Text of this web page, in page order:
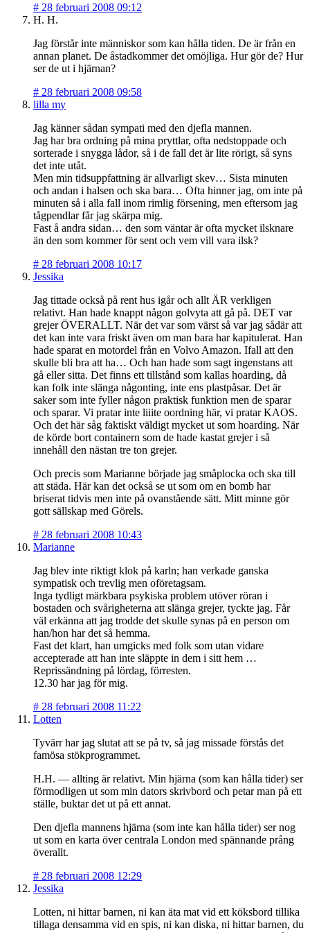
# 28 februari 2008 09:12
H. H.
Jag förstår inte människor som kan hålla tiden. De är från en
annan planet. De åstadkommer det omöjliga. Hur gör de? Hur
ser de ut i hjärnan?
# 28 februari 2008 09:58
lilla my
Jag känner sådan sympati med den djefla mannen.
Jag har bra ordning på mina pryttlar, ofta nedstoppade och
sorterade i snygga lådor, så i de fall det är lite rörigt, så syns
det inte utåt.
Men min tidsuppfattning är allvarligt skev… Sista minuten
och andan i halsen och ska bara… Ofta hinner jag, om inte på
minuten så i alla fall inom rimlig försening, men eftersom jag
tågpendlar får jag skärpa mig.
Fast å andra sidan… den som väntar är ofta mycket ilsknare
än den som kommer för sent och vem vill vara ilsk?
# 28 februari 2008 10:17
Jessika
Jag tittade också på rent hus igår och allt ÄR verkligen
relativt. Han hade knappt någon golvyta att gå på. DET var
grejer ÖVERALLT. När det var som värst så var jag sådär att
det kan inte vara friskt även om man bara har kapitulerat. Han
hade sparat en motordel från en Volvo Amazon. Ifall att den
skulle bli bra att ha… Och han hade som sagt ingenstans att
gå eller sitta. Det finns ett tillstånd som kallas hoarding, då
kan folk inte slänga någonting, inte ens plastpåsar. Det är
saker som inte fyller någon praktisk funktion men de sparar
och sparar. Vi pratar inte liiite oordning här, vi pratar KAOS.
Och det här såg faktiskt väldigt mycket ut som hoarding. När
de körde bort containern som de hade kastat grejer i så
innehåll den nästan tre ton grejer.
Och precis som Marianne började jag småplocka och ska till
att städa. Här kan det också se ut som om en bomb har
briserat tidvis men inte på ovanstående sätt. Mitt minne gör
gott sällskap med Görels.
# 28 februari 2008 10:43
Marianne
Jag blev inte riktigt klok på karln; han verkade ganska
sympatisk och trevlig men oföretagsam.
Inga tydligt märkbara psykiska problem utöver röran i
bostaden och svårigheterna att slänga grejer, tyckte jag. Får
väl erkänna att jag trodde det skulle synas på en person om
han/hon har det så hemma.
Fast det klart, han umgicks med folk som utan vidare
accepterade att han inte släppte in dem i sitt hem …
Reprissändning på lördag, förresten.
12.30 har jag för mig.
# 28 februari 2008 11:22
Lotten
Tyvärr har jag slutat att se på tv, så jag missade förstås det
famösa stökprogrammet.
H.H. — allting är relativt. Min hjärna (som kan hålla tider) ser
förmodligen ut som min dators skrivbord och petar man på ett
ställe, buktar det ut på ett annat.
Den djefla mannens hjärna (som inte kan hålla tider) ser nog
ut som en karta över centrala London med spännande prång
överallt.
# 28 februari 2008 12:29
Jessika
Lotten, ni hittar barnen, ni kan äta mat vid ett köksbord tillika
tillaga densamma vid en spis, ni kan diska, ni hittar barnen, du